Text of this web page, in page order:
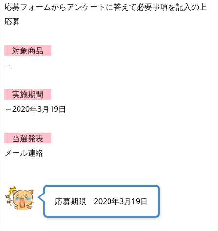
応募フォームからアンケートに答えて必要事項を記入の上
応募
対象商品
－
実施期間
～2020年3月19日
当選発表
メール連絡
応募期限 2020年3月19日